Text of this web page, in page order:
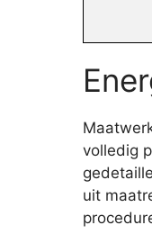
volledig
uit